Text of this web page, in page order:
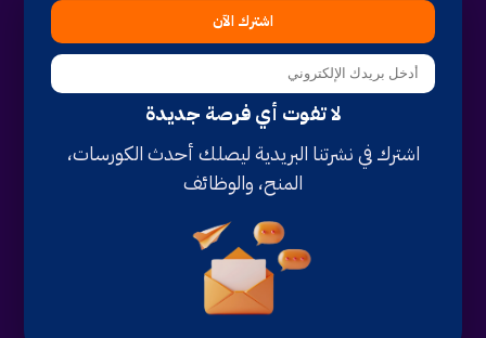
اشترك الآن
لا تفوت أي فرصة جديدة
اشترك في نشرتنا البريدية ليصلك أحدث الكورسات،
المنح، والوظائف